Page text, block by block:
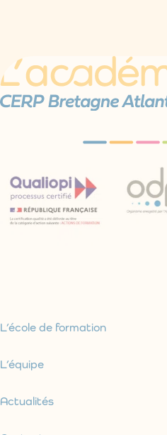
L’école de formation
L’équipe
Actualités